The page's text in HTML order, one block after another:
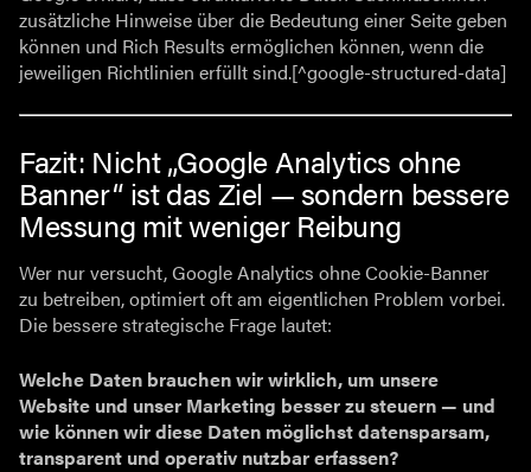
zusätzliche Hinweise über die Bedeutung einer Seite geben
können und Rich Results ermöglichen können, wenn die
jeweiligen Richtlinien erfüllt sind.[^google-structured-data]
Fazit: Nicht „Google Analytics ohne
Banner“ ist das Ziel — sondern bessere
Messung mit weniger Reibung
Wer nur versucht, Google Analytics ohne Cookie-Banner
zu betreiben, optimiert oft am eigentlichen Problem vorbei.
Die bessere strategische Frage lautet:
Welche Daten brauchen wir wirklich, um unsere
Website und unser Marketing besser zu steuern — und
wie können wir diese Daten möglichst datensparsam,
transparent und operativ nutzbar erfassen?